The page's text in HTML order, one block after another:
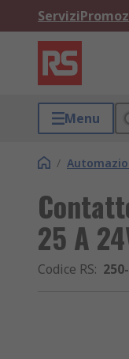
Servizi
Menu
/
25 A
Codice RS: